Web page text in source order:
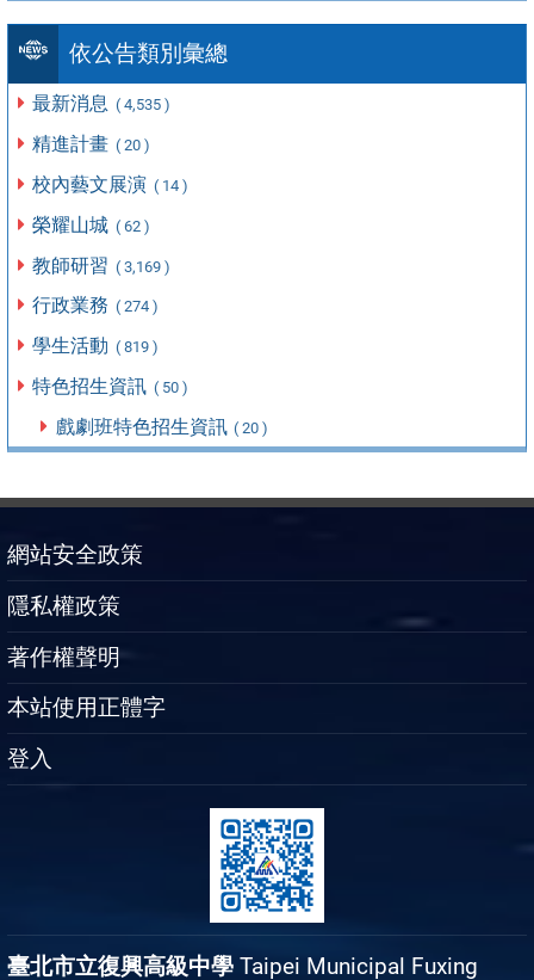
依公告類別彙總
最新消息 ( 4,535 )
精進計畫 ( 20 )
校內藝文展演 ( 14 )
榮耀山城 ( 62 )
教師研習 ( 3,169 )
行政業務 ( 274 )
學生活動 ( 819 )
特色招生資訊 ( 50 )
戲劇班特色招生資訊 ( 20 )
網站安全政策
隱私權政策
著作權聲明
本站使用正體字
登入
臺北市立復興高級中學 Taipei Municipal Fuxing